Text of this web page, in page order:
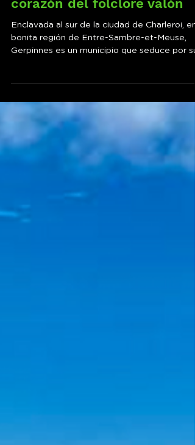
corazón del folclore valón
Enclavada al sur de la ciudad de Charleroi, en
Gerpinnes es un municipio que seduce por su
ondulados y sus tradiciones seculares, esta
localidad valona es una auténtica invitación a
viajar en el tiempo y a disfrutar de la
naturaleza. Visitar Gerpinnes es sumergirse